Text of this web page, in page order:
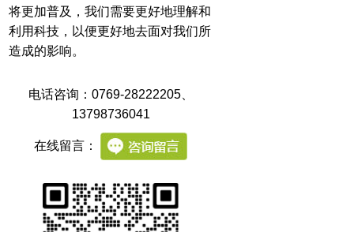
将更加普及，我们需要更好地理解和
利用科技，以便更好地去面对我们所
造成的影响。
电话咨询：0769-28222205、
13798736041
在线留言：